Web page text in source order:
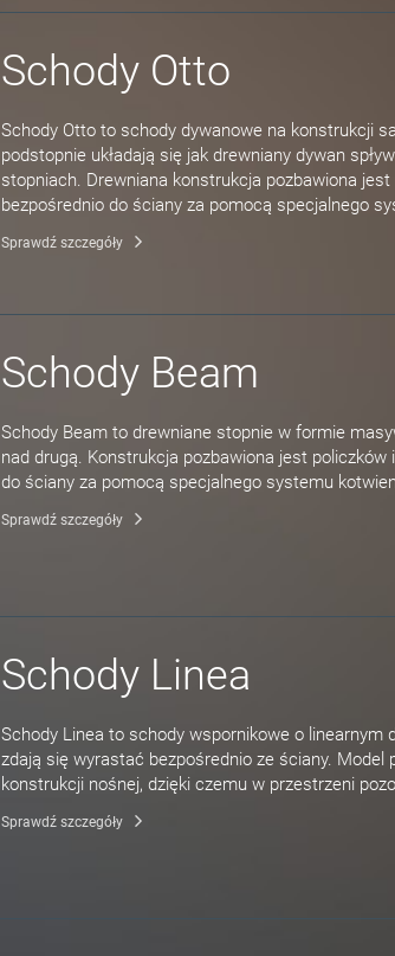
Schody Otto
Schody Otto to schody dywanowe na konstrukcji
podstopnie układają się jak drewniany dywan
stopniach. Drewniana konstrukcja pozbawiona
bezpośrednio do ściany za pomocą specjalnego
Sprawdź szczegóły
Schody Beam
Schody Beam to drewniane stopnie w formie
nad drugą. Konstrukcja pozbawiona jest
do ściany za pomocą specjalnego systemu
Sprawdź szczegóły
Schody Linea
Schody Linea to schody wspornikowe o linearnym
zdają się wyrastać bezpośrednio ze ściany. Model
konstrukcji nośnej, dzięki czemu w przestrzeni
Sprawdź szczegóły